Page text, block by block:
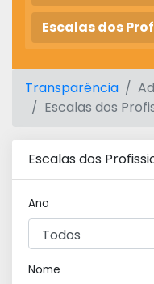
Escalas dos
Transparência
Escalas dos
Escalas dos
Ano
Nome